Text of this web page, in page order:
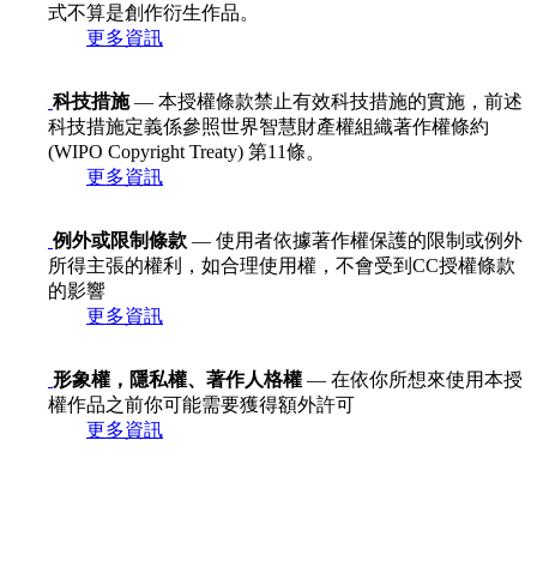
式不算是創作衍生作品。
更多資訊
科技措施— 本授權條款禁止有效科技措施的實施，前述
科技措施定義係參照世界智慧財產權組織著作權條約
(WIPO Copyright Treaty) 第11條。
更多資訊
例外或限制條款 — 使用者依據著作權保護的限制或例外
所得主張的權利，如合理使用權，不會受到CC授權條款
的影響
更多資訊
形象權，隱私權、著作人格權 — 在依你所想來使用本授
權作品之前你可能需要獲得額外許可
更多資訊